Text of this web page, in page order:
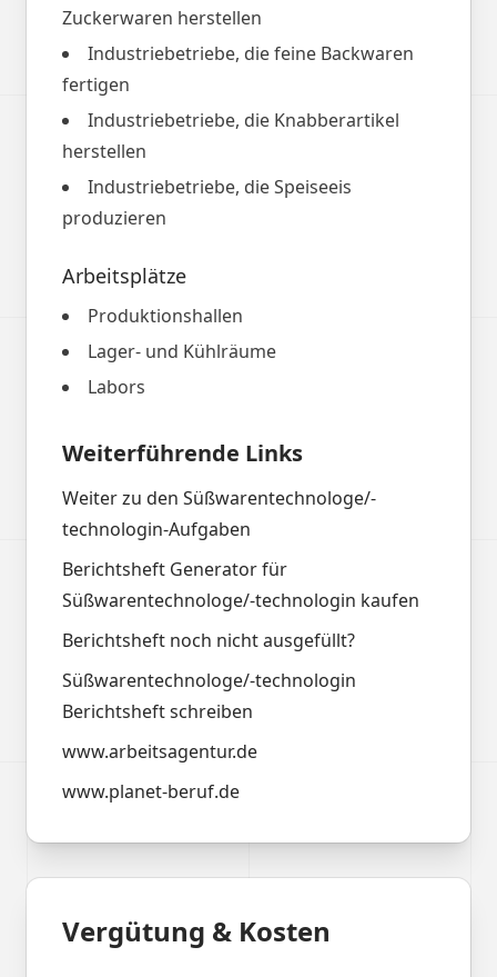
Zuckerwaren herstellen
Industriebetriebe, die feine Backwaren
fertigen
Industriebetriebe, die Knabberartikel
herstellen
Industriebetriebe, die Speiseeis
produzieren
Arbeitsplätze
Produktionshallen
Lager- und Kühlräume
Labors
Weiterführende Links
Weiter zu den Süßwarentechnologe/-
technologin-Aufgaben
Berichtsheft Generator für
Süßwarentechnologe/-technologin kaufen
Berichtsheft noch nicht ausgefüllt?
Süßwarentechnologe/-technologin
Berichtsheft schreiben
www.arbeitsagentur.de
www.planet-beruf.de
Vergütung & Kosten